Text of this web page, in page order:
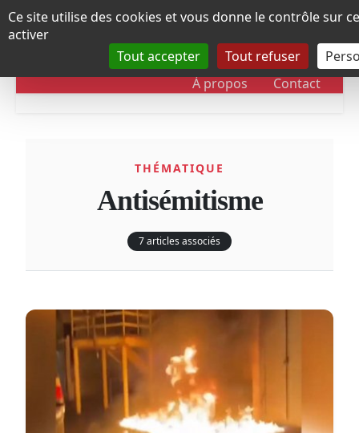
Panneau de gestion des cookies
Ce site utilise des cookies et vous donne le contrôle sur
activer
Tout accepter
Tout refuser
DOSSIERS CHRONOLOGIE
À propos Contact
THÉMATIQUE
Antisémitisme
7 articles associés